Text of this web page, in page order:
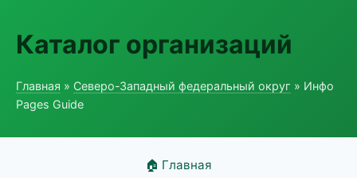
Каталог организаций
Главная » Северо-Западный федеральный округ » Инфо
Pages Guide
🏠 Главная